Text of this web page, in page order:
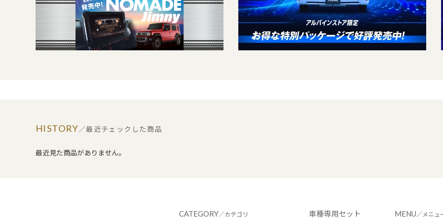
HISTORY／最近チェックした商品
最近見た商品がありません。
CATEGORY／カテゴリ 車種専用セット MENU／メニュ